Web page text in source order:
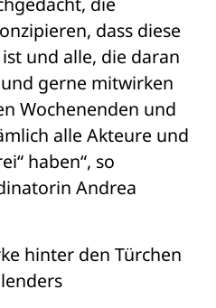
dass diese
und alle, die daran
gerne mitwirken
Wochenenden und
alle Akteure und
haben“, so
Andrea
hinter den Türchen